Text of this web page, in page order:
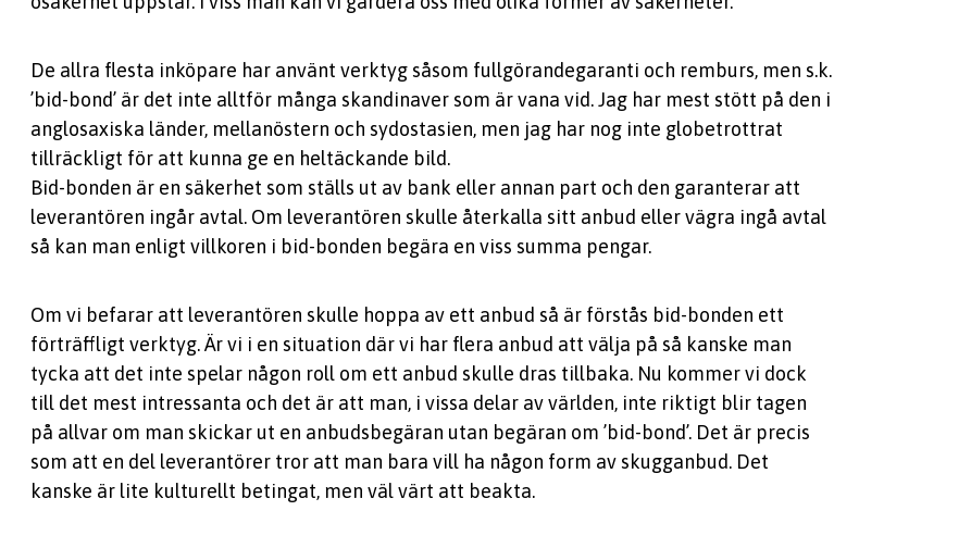
De allra flesta inköpare har använt verktyg såsom fullgörandegaranti och remburs, men s.k.
’bid-bond’ är det inte alltför många skandinaver som är vana vid. Jag har mest stött på den i
anglosaxiska länder, mellanöstern och sydostasien, men jag har nog inte globetrottrat
tillräckligt för att kunna ge en heltäckande bild.
Bid-bonden är en säkerhet som ställs ut av bank eller annan part och den garanterar att
leverantören ingår avtal. Om leverantören skulle återkalla sitt anbud eller vägra ingå avtal
så kan man enligt villkoren i bid-bonden begära en viss summa pengar.
Om vi befarar att leverantören skulle hoppa av ett anbud så är förstås bid-bonden ett
förträffligt verktyg. Är vi i en situation där vi har flera anbud att välja på så kanske man
tycka att det inte spelar någon roll om ett anbud skulle dras tillbaka. Nu kommer vi dock
till det mest intressanta och det är att man, i vissa delar av världen, inte riktigt blir tagen
på allvar om man skickar ut en anbudsbegäran utan begäran om ’bid-bond’. Det är precis
som att en del leverantörer tror att man bara vill ha någon form av skugganbud. Det
kanske är lite kulturellt betingat, men väl värt att beakta.